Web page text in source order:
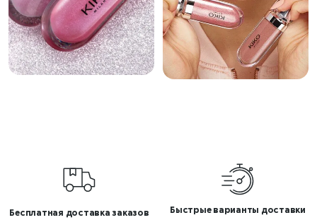
Бесплатная доставка заказов
Быстрые варианты доставки